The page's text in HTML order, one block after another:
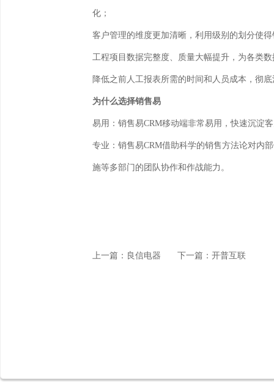
化；
客户管理的维度更加清晰，利用级别的划分使
工程项目数据完整度、质量大幅提升，为各类
降低之前人工报表所需的时间和人员成本，彻
为什么选择销售易
易用：销售易CRM移动端非常易用，快速沉淀
专业：销售易CRM借助科学的销售方法论对内
施等多部门的团队协作和作战能力。
上一篇：良信电器 下一篇：开普互联